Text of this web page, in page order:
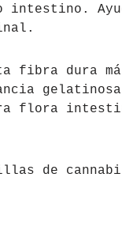
intestino.
dura
flora
de